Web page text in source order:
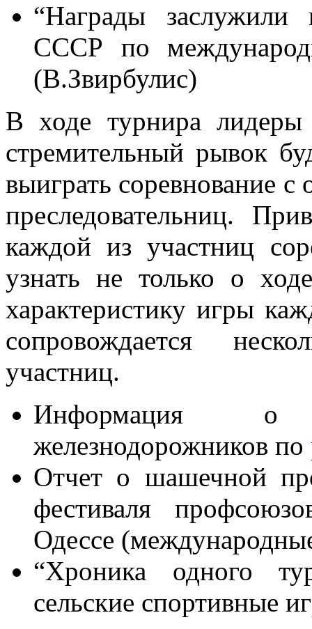
“Награды
СССР по
(В.Звирбулис)
В ходе турнира
стремительный рывок
выиграть соревнование
преследовательниц.
каждой из участниц
узнать не только о
характеристику игры
сопровождается
участниц.
Информация о
железнодорожников по
Отчет о шашечной
фестиваля
Одессе
“Хроника одного
сельские спортивные